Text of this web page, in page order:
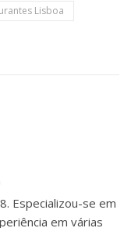
Lisboa
Especializou-se em
em várias